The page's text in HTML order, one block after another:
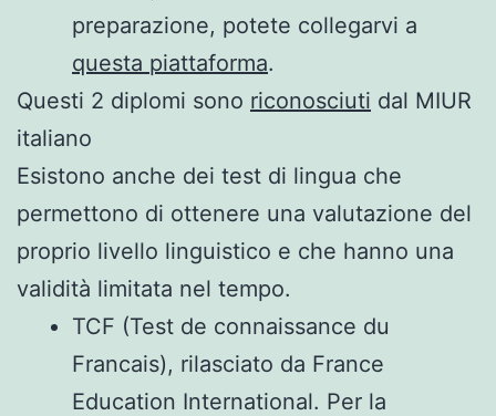
preparazione, potete collegarvi a
questa piattaforma.
Questi 2 diplomi sono riconosciuti dal MIUR
italiano
Esistono anche dei test di lingua che
permettono di ottenere una valutazione del
proprio livello linguistico e che hanno una
validità limitata nel tempo.
TCF (Test de connaissance du
Francais), rilasciato da France
Education International. Per la